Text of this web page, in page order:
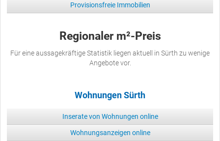
Provisionsfreie Immobilien
Regionaler m²-Preis
Für eine aussagekräftige Statistik liegen aktuell in Sürth zu wenige
Angebote vor.
Wohnungen Sürth
Inserate von Wohnungen online
Wohnungsanzeigen online